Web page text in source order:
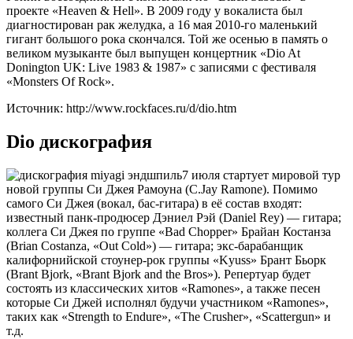
проекте «Heaven & Hell». В 2009 году у вокалиста был
диагностирован рак желудка, а 16 мая 2010-го маленький
гигант большого рока скончался. Той же осенью в память о
великом музыканте был выпущен концертник «Dio At
Donington UK: Live 1983 & 1987» с записями с фестиваля
«Monsters Of Rock».
Источник: http://www.rockfaces.ru/d/dio.htm
Dio дискография
7 июля стартует мировой тур
новой группы Си Джея Рамоуна (C.Jay Ramone). Помимо
самого Си Джея (вокал, бас-гитара) в её состав входят:
известный панк-продюсер Дэниел Рэй (Daniel Rey) — гитара;
коллега Си Джея по группе «Bad Chopper» Брайан Костанза
(Brian Costanza, «Out Cold») — гитара; экс-барабанщик
калифорнийской стоунер-рок группы «Kyuss» Брант Бьорк
(Brant Bjork, «Brant Bjork and the Bros»). Репертуар будет
состоять из классических хитов «Ramones», а также песен
которые Си Джей исполнял будучи участником «Ramones»,
таких как «Strength to Endure», «The Crusher», «Scattergun» и
т.д.